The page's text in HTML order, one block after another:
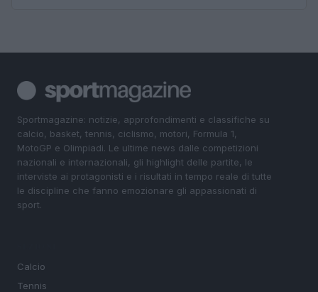
Sportmagazine: notizie, approfondimenti e classifiche su
calcio, basket, tennis, ciclismo, motori, Formula 1,
MotoGP e Olimpiadi. Le ultime news dalle competizioni
nazionali e internazionali, gli highlight delle partite, le
interviste ai protagonisti e i risultati in tempo reale di tutte
le discipline che fanno emozionare gli appassionati di
sport.
Calcio
Tennis